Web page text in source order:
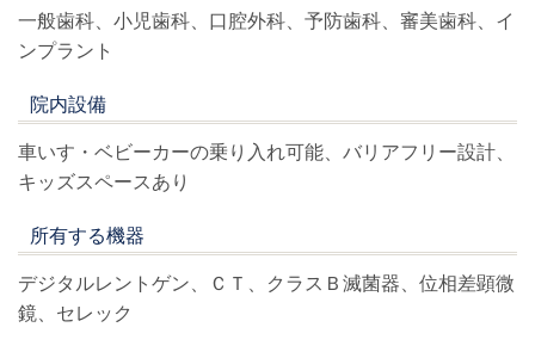
一般歯科、小児歯科、口腔外科、予防歯科、審美歯科、イ
ンプラント
院内設備
車いす・ベビーカーの乗り入れ可能、バリアフリー設計、
キッズスペースあり
所有する機器
デジタルレントゲン、ＣＴ、クラスＢ滅菌器、位相差顕微
鏡、セレック